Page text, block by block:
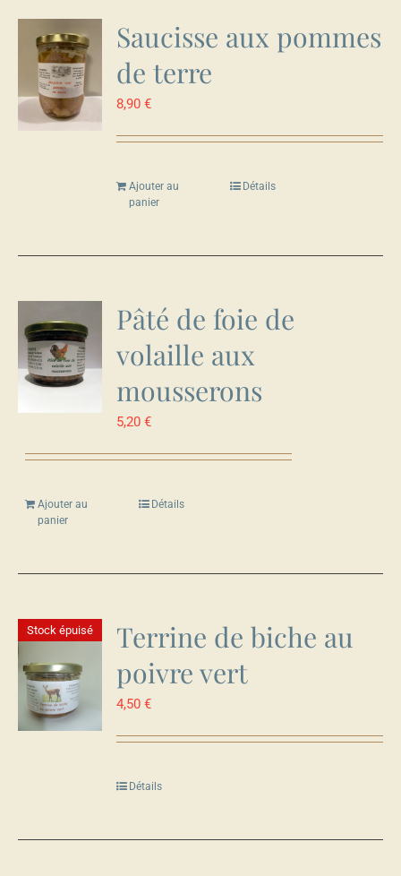
Saucisse aux pommes
de terre
8,90€
Ajouter au
panier
Détails
Pâté de foie de
volaille aux
mousserons
5,20€
Ajouter au
panier
Détails
Stock épuisé
Terrine de biche au
poivre vert
4,50€
Détails